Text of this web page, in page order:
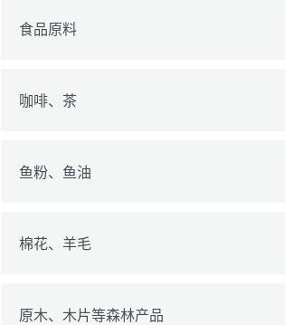
食品原料
咖啡、茶
鱼粉、鱼油
棉花、羊毛
原木、木片等森林产品